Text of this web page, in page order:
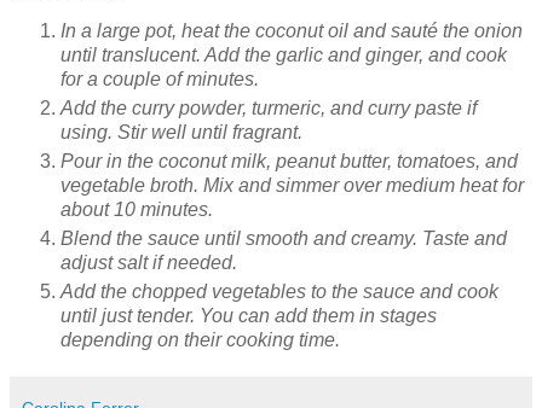
In a large pot, heat the coconut oil and sauté the onion
until translucent. Add the garlic and ginger, and cook
for a couple of minutes.
Add the curry powder, turmeric, and curry paste if
using. Stir well until fragrant.
Pour in the coconut milk, peanut butter, tomatoes, and
vegetable broth. Mix and simmer over medium heat for
about 10 minutes.
Blend the sauce until smooth and creamy. Taste and
adjust salt if needed.
Add the chopped vegetables to the sauce and cook
until just tender. You can add them in stages
depending on their cooking time.